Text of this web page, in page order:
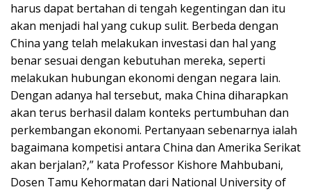
harus dapat bertahan di tengah kegentingan dan itu
akan menjadi hal yang cukup sulit. Berbeda dengan
China yang telah melakukan investasi dan hal yang
benar sesuai dengan kebutuhan mereka, seperti
melakukan hubungan ekonomi dengan negara lain.
Dengan adanya hal tersebut, maka China diharapkan
akan terus berhasil dalam konteks pertumbuhan dan
perkembangan ekonomi. Pertanyaan sebenarnya ialah
bagaimana kompetisi antara China dan Amerika Serikat
akan berjalan?,” kata Professor Kishore Mahbubani,
Dosen Tamu Kehormatan dari National University of